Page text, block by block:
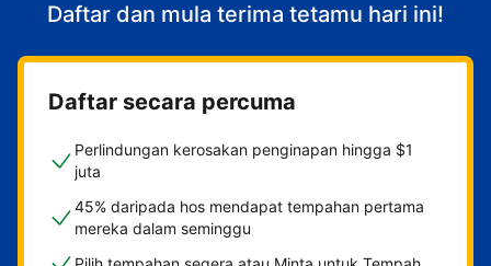
Daftar dan mula terima tetamu hari ini!
Daftar secara percuma
Perlindungan kerosakan penginapan hingga $1
juta
45% daripada hos mendapat tempahan pertama
mereka dalam seminggu